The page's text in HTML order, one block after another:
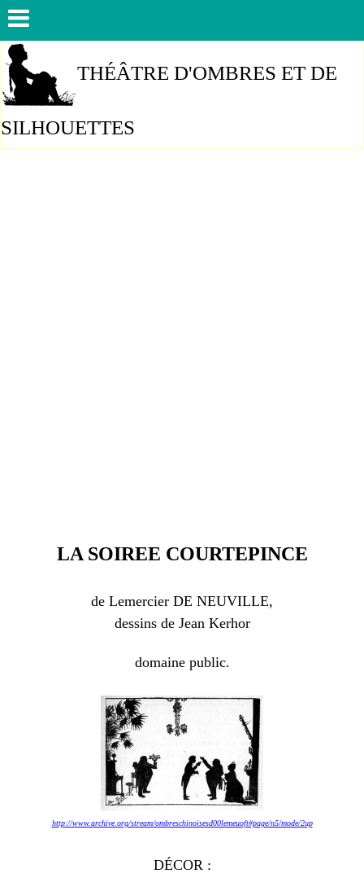
THÉÂTRE D'OMBRES ET DE
SILHOUETTES
LA SOIREE COURTEPINCE
de Lemercier DE NEUVILLE,
dessins de Jean Kerhor
domaine public.
http://www.archive.org/stream/ombreschinoisesd00lemeuoft#page/n5/mode/2up
DÉCOR :